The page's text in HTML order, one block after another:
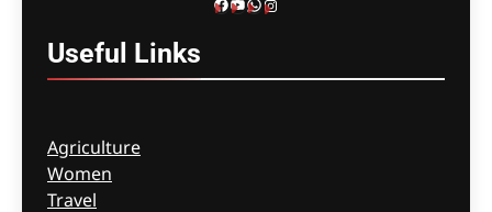
Facebook
YouTube
WhatsApp
Instagram
Useful Links
Agriculture
Women
Travel